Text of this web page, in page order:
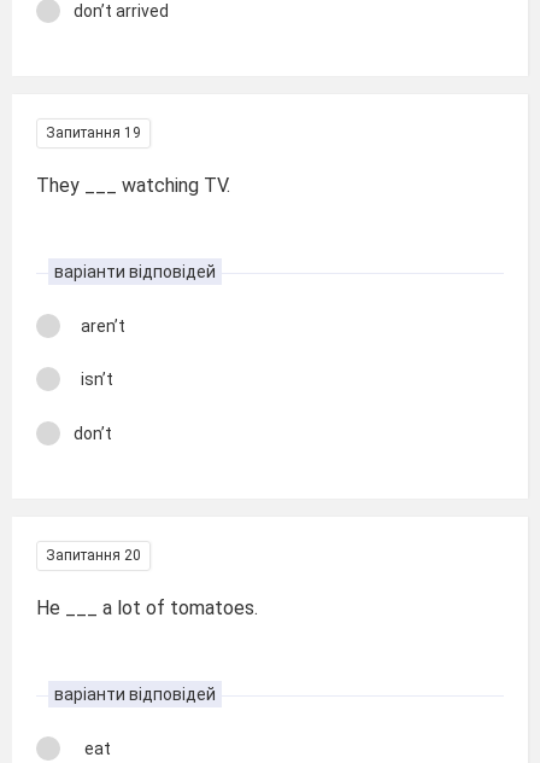
don’t arrived
Запитання 19
They ___ watching TV.
варіанти відповідей
aren’t
isn’t
don’t
Запитання 20
He ___ a lot of tomatoes.
варіанти відповідей
eat